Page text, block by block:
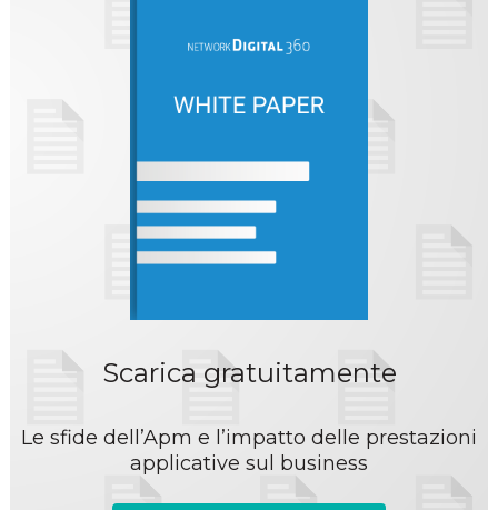
Scarica gratuitamente
Le sfide dell’Apm e l’impatto delle prestazioni
applicative sul business